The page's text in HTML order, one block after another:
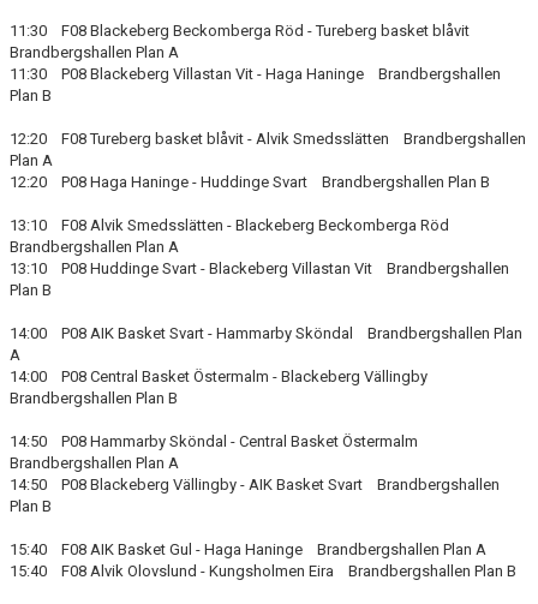
11:30 F08 Blackeberg Beckomberga Röd - Tureberg basket blåvit
Brandbergshallen Plan A
11:30 P08 Blackeberg Villastan Vit - Haga Haninge Brandbergshallen
Plan B
12:20 F08 Tureberg basket blåvit - Alvik Smedsslätten Brandbergshallen
Plan A
12:20 P08 Haga Haninge - Huddinge Svart Brandbergshallen Plan B
13:10 F08 Alvik Smedsslätten - Blackeberg Beckomberga Röd
Brandbergshallen Plan A
13:10 P08 Huddinge Svart - Blackeberg Villastan Vit Brandbergshallen
Plan B
14:00 P08 AIK Basket Svart - Hammarby Sköndal Brandbergshallen Plan
A
14:00 P08 Central Basket Östermalm - Blackeberg Vällingby
Brandbergshallen Plan B
14:50 P08 Hammarby Sköndal - Central Basket Östermalm
Brandbergshallen Plan A
14:50 P08 Blackeberg Vällingby - AIK Basket Svart Brandbergshallen
Plan B
15:40 F08 AIK Basket Gul - Haga Haninge Brandbergshallen Plan A
15:40 F08 Alvik Olovslund - Kungsholmen Eira Brandbergshallen Plan B